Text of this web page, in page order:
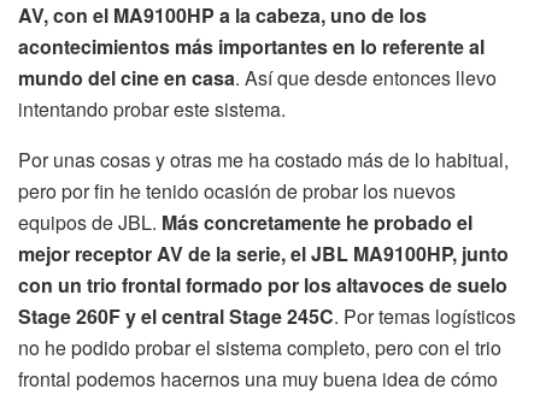
AV, con el MA9100HP a la cabeza, uno de los
acontecimientos más importantes en lo referente al
mundo del cine en casa. Así que desde entonces llevo
intentando probar este sistema.
Por unas cosas y otras me ha costado más de lo habitual,
pero por fin he tenido ocasión de probar los nuevos
equipos de JBL. Más concretamente he probado el
mejor receptor AV de la serie, el JBL MA9100HP, junto
con un trio frontal formado por los altavoces de suelo
Stage 260F y el central Stage 245C. Por temas logísticos
no he podido probar el sistema completo, pero con el trio
frontal podemos hacernos una muy buena idea de cómo